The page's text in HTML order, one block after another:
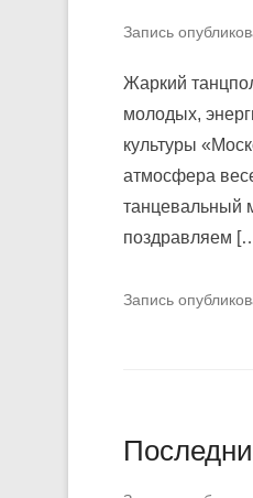
Запись
Жаркий
молодых,
культуры
атмосфера
танцевальный
поздравляем
Запись